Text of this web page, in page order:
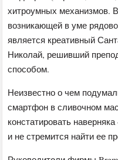
хитроумных механизмов.
возникающей в уме
является креативный
Николай, решивший
способом.
Неизвестно о чем
смартфон в сливочном
констатировать
и не стремится найти ее